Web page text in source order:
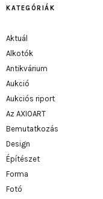
KATEGÓRIÁK
Aktuál
Alkotók
Antikvárium
Aukció
Aukciós riport
Az AXIOART
Bemutatkozás
Design
Építészet
Forma
Fotó